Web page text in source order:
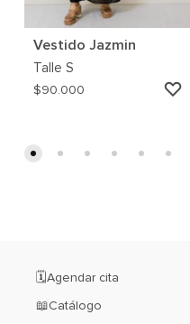
Vestido Jazmin
Talle S
$90.000
🗓️Agendar cita
📖Catálogo